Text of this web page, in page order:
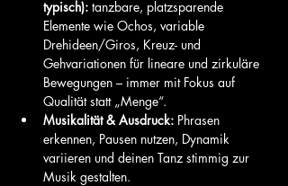
typisch): tanzbare, platzsparende
Elemente wie Ochos, variable
Drehideen/Giros, Kreuz- und
Gehvariationen für lineare und zirkuläre
Bewegungen – immer mit Fokus auf
Qualität statt „Menge“.
Musikalität & Ausdruck: Phrasen
erkennen, Pausen nutzen, Dynamik
variieren und deinen Tanz stimmig zur
Musik gestalten.